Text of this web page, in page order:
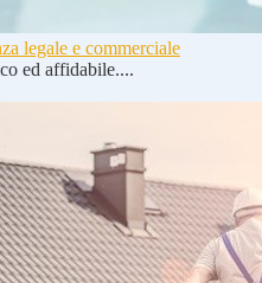
legale e commerciale
ed affidabile....